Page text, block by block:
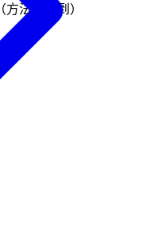
（方法未找到）